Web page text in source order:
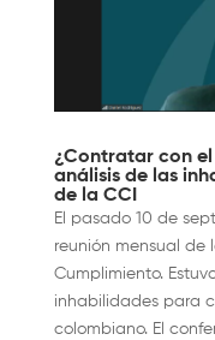
¿Contratar con
análisis de las
de la CCI
El pasado 10 de
reunión mensual de
Cumplimiento.
inhabilidades para
colombiano. El